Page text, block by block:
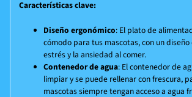
Características clave:
Diseño ergonómico: El plato de
cómodo para tus mascotas, con un
estrés y la ansiedad al comer.
Contenedor de agua: El contenedor de
limpiar y se puede rellenar con frescura,
mascotas siempre tengan acceso a agua